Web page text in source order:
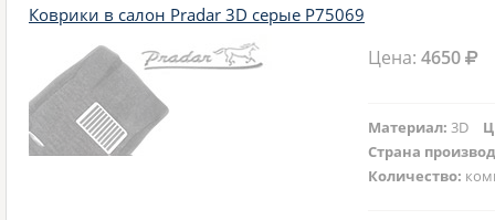
Коврики в салон Pradar 3D серые P75069
Цена:4650
Материал:3D
Страна
Количество: